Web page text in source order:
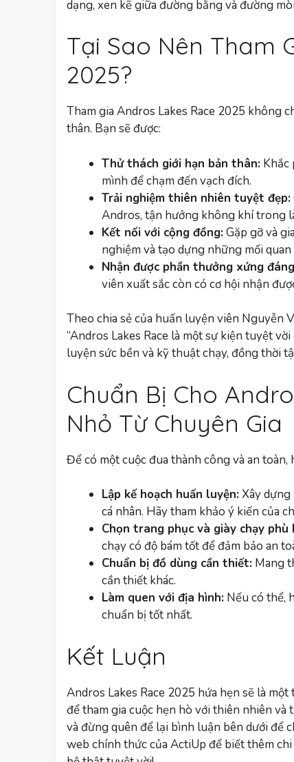
dạng, xen kẽ giữa đường bằng và đường
Tại Sao Nên Tham
2025?
Tham gia Andros Lakes Race 2025 không
thân. Bạn sẽ được:
Thử thách giới hạn bản thân: Khắc
mình để chạm đến vạch đích.
Trải nghiệm thiên nhiên tuyệt đẹp:
Andros, tận hưởng không khí trong
Kết nối với cộng đồng:Gặp gỡ và
nghiệm và tạo dựng những mối quan
Nhận được phần thưởng xứng
viên xuất sắc còn có cơ hội nhận
Theo chia sẻ của huấn luyện viên Nguyễn
“Andros Lakes Race là một sự kiện tuyệt
luyện sức bền và kỹ thuật chạy, đồng thời
Chuẩn Bị Cho
Nhỏ Từ Chuyên Gia
Để có một cuộc đua thành công và an toàn,
Lập kế hoạch huấn luyện:Xây
cá nhân. Hãy tham khảo ý kiến của
Chọn trang phục và giày chạy phù
chạy có độ bám tốt để đảm bảo an
Chuẩn bị đồ dùng cần thiết: Mang
cần thiết khác.
Làm quen với địa hình: Nếu có thể,
chuẩn bị tốt nhất.
Kết Luận
Andros Lakes Race 2025 hứa hẹn sẽ là
để tham gia cuộc hẹn hò với thiên nhiên và
và đừng quên để lại bình luận bên dưới để
web chính thức của ActiUp để biết thêm